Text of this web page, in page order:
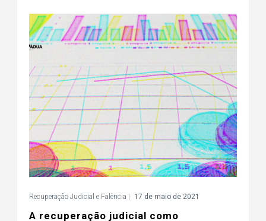
Recuperação Judicial e Falência 17 de maio de 2021
A recuperação judicial como